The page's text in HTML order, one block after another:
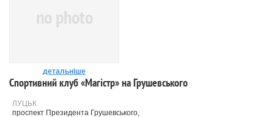
no photo
детальніше
Спортивний клуб «Магістр» на Грушевського
ЛУЦЬК
проспект Президента Грушевського,